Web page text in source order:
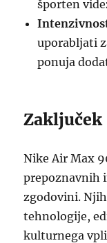
športen
uporabljati
ponuja
Zaključek
Nike Air Max
prepoznavnih
zgodovini.
tehnologije,
kulturnega